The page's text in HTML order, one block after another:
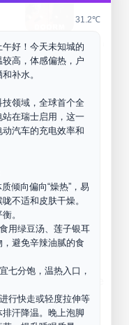
31.2℃
午好！今天未知城的
高，体感偏热，户
补水。
技领域，全球首个全
在瑞士启用，这一
汽车的充电效率和
倾向偏向“燥热”，易
不适和皮肤干燥。
。
用绿豆汤、莲子银耳
避免辛辣油腻的食
七分饱，温热入口，
行快走或轻度拉伸等
汗降温。晚上泡脚
DOORM
Membership”
Privacy
Terms